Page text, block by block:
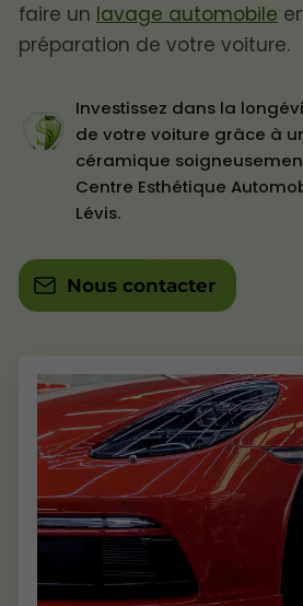
faire un lavage automobile
préparation de votre voiture.
Investissez dans la
de votre voiture grâce à
céramique
Centre Esthétique
Lévis.
Nous contacter